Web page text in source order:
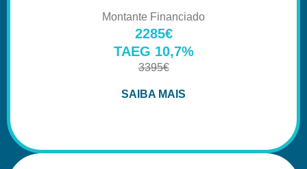
Montante Financiado
2285€
TAEG 10,7%
3395€
SAIBA MAIS